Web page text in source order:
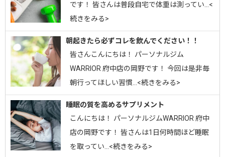
です！ 皆さんは普段自宅で体重は測ってい…<
続きをみる>
朝起きたら必ずコレを飲んでください！！
皆さんこんにちは！ パーソナルジム
WARRIOR 府中店の岡野です！ 今回は是非毎
朝行ってほしい習慣…<続きをみる>
睡眠の質を高めるサプリメント
こんにちは！ パーソナルジムWARRIOR 府中
店の岡野です！ 皆さんは1日何時間ほど睡眠
を取ってい…<続きをみる>